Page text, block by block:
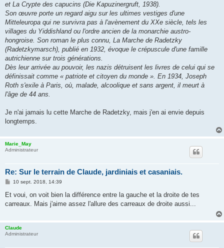
et La Crypte des capucins (Die Kapuzinergruft, 1938).
Son œuvre porte un regard aigu sur les ultimes vestiges d'une
Mitteleuropa qui ne survivra pas à l'avènement du XXe siècle, tels les
villages du Yiddishland ou l'ordre ancien de la monarchie austro-
hongroise. Son roman le plus connu, La Marche de Radetzky
(Radetzkymarsch), publié en 1932, évoque le crépuscule d'une famille
autrichienne sur trois générations.
Dès leur arrivée au pouvoir, les nazis détruisent les livres de celui qui se
définissait comme « patriote et citoyen du monde ». En 1934, Joseph
Roth s'exile à Paris, où, malade, alcoolique et sans argent, il meurt à
l'âge de 44 ans.
Je n'ai jamais lu cette Marche de Radetzky, mais j'en ai envie depuis
longtemps.
Marie_May
Administrateur
Re: Sur le terrain de Claude, jardiniais et casaniais.
M
s
a
10 sept. 2018, 14:39
Et voui, on voit bien la différence entre la gauche et la droite de tes
carreaux. Mais j'aime assez l'allure des carreaux de droite aussi...
Claude
Administrateur